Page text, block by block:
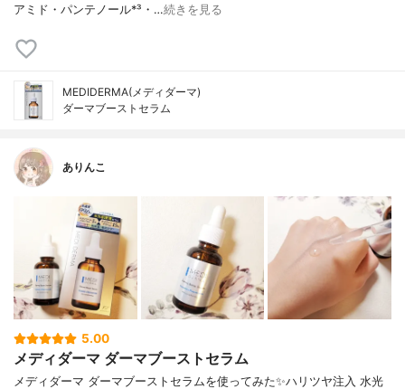
アミド・パンテノール*³・…続きを見る
MEDIDERMA(メディダーマ)
ダーマブーストセラム
ありんこ
5.00
メディダーマ ダーマブーストセラム
メディダーマ ダーマブーストセラムを使ってみた✨ハリツヤ注入 水光